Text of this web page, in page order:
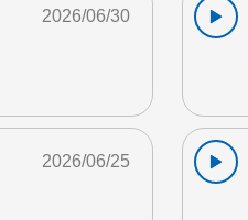
2026/06/30
2026/06/25